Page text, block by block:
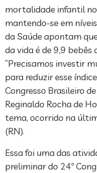
mortalidade infantil no
mantendo-se em
da Saúde apontam
da vida é de 9,9 bebês
“Precisamos investir
para reduzir esse
Congresso Brasileiro
Reginaldo Rocha de
tema, ocorrido na
(RN).
Essa foi uma das
preliminar do 24º